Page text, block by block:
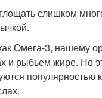
слишком
Омега-3, нашему
и рыбьем жире. Но
популярностью